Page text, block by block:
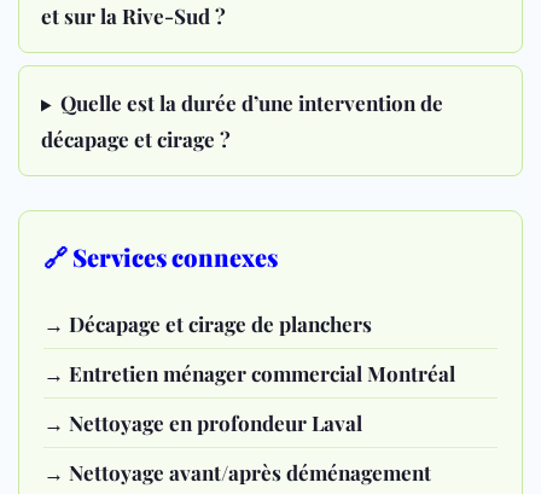
et sur la Rive-Sud ?
Quelle est la durée d’une intervention de
décapage et cirage ?
🔗 Services connexes
→ Décapage et cirage de planchers
→ Entretien ménager commercial Montréal
→ Nettoyage en profondeur Laval
→ Nettoyage avant/après déménagement